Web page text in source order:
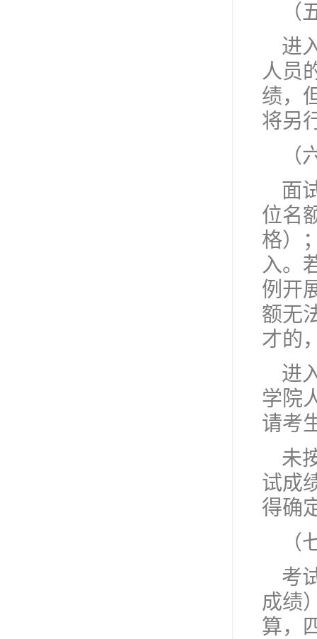
（
进
人员
绩，
将另
（
面
位名
格）
入。
例开
额无
才的
进
学院
请考
未
试成
得确
（
考
成绩
算，